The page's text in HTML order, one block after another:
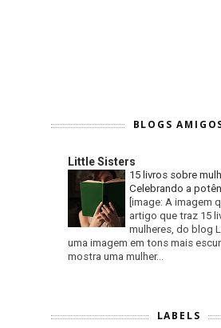
BLOGS
Little Sisters
15 livros sobre
Celebrando a
[image: A imagem
artigo que traz 15
mulheres, do blog
uma imagem em tons mais
mostra uma mulher...
LABELS